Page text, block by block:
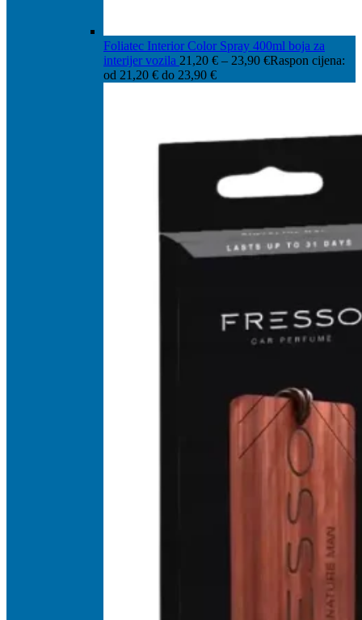
Foliatec Interior Color Spray 400ml boja za
interijer vozila 21,20 € – 23,90 €Raspon cijena:
od 21,20 € do 23,90 €